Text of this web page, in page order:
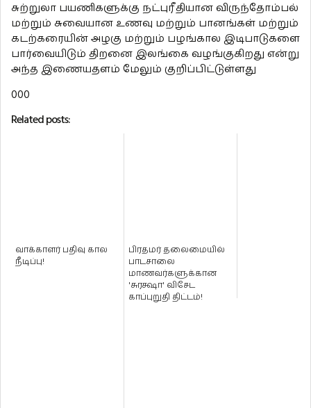
சுற்றுலா பயணிகளுக்கு நட்புரீதியான விருந்தோம்பல்
மற்றும் சுவையான உணவு மற்றும் பானங்கள் மற்றும்
கடற்கரையின் அழகு மற்றும் பழங்கால இடிபாடுகளை
பார்வையிடும் திறனை இலங்கை வழங்குகிறது என்று
அந்த இணையதளம் மேலும் குறிப்பிட்டுள்ளது
000
Related posts:
வாக்காளர் பதிவு கால
நீடிப்பு!
பிரதமர் தலைமையில்
பாடசாலை
மாணவர்களுக்கான
'சுரக்ஷா' விசேட
காப்புறுதி திட்டம்!